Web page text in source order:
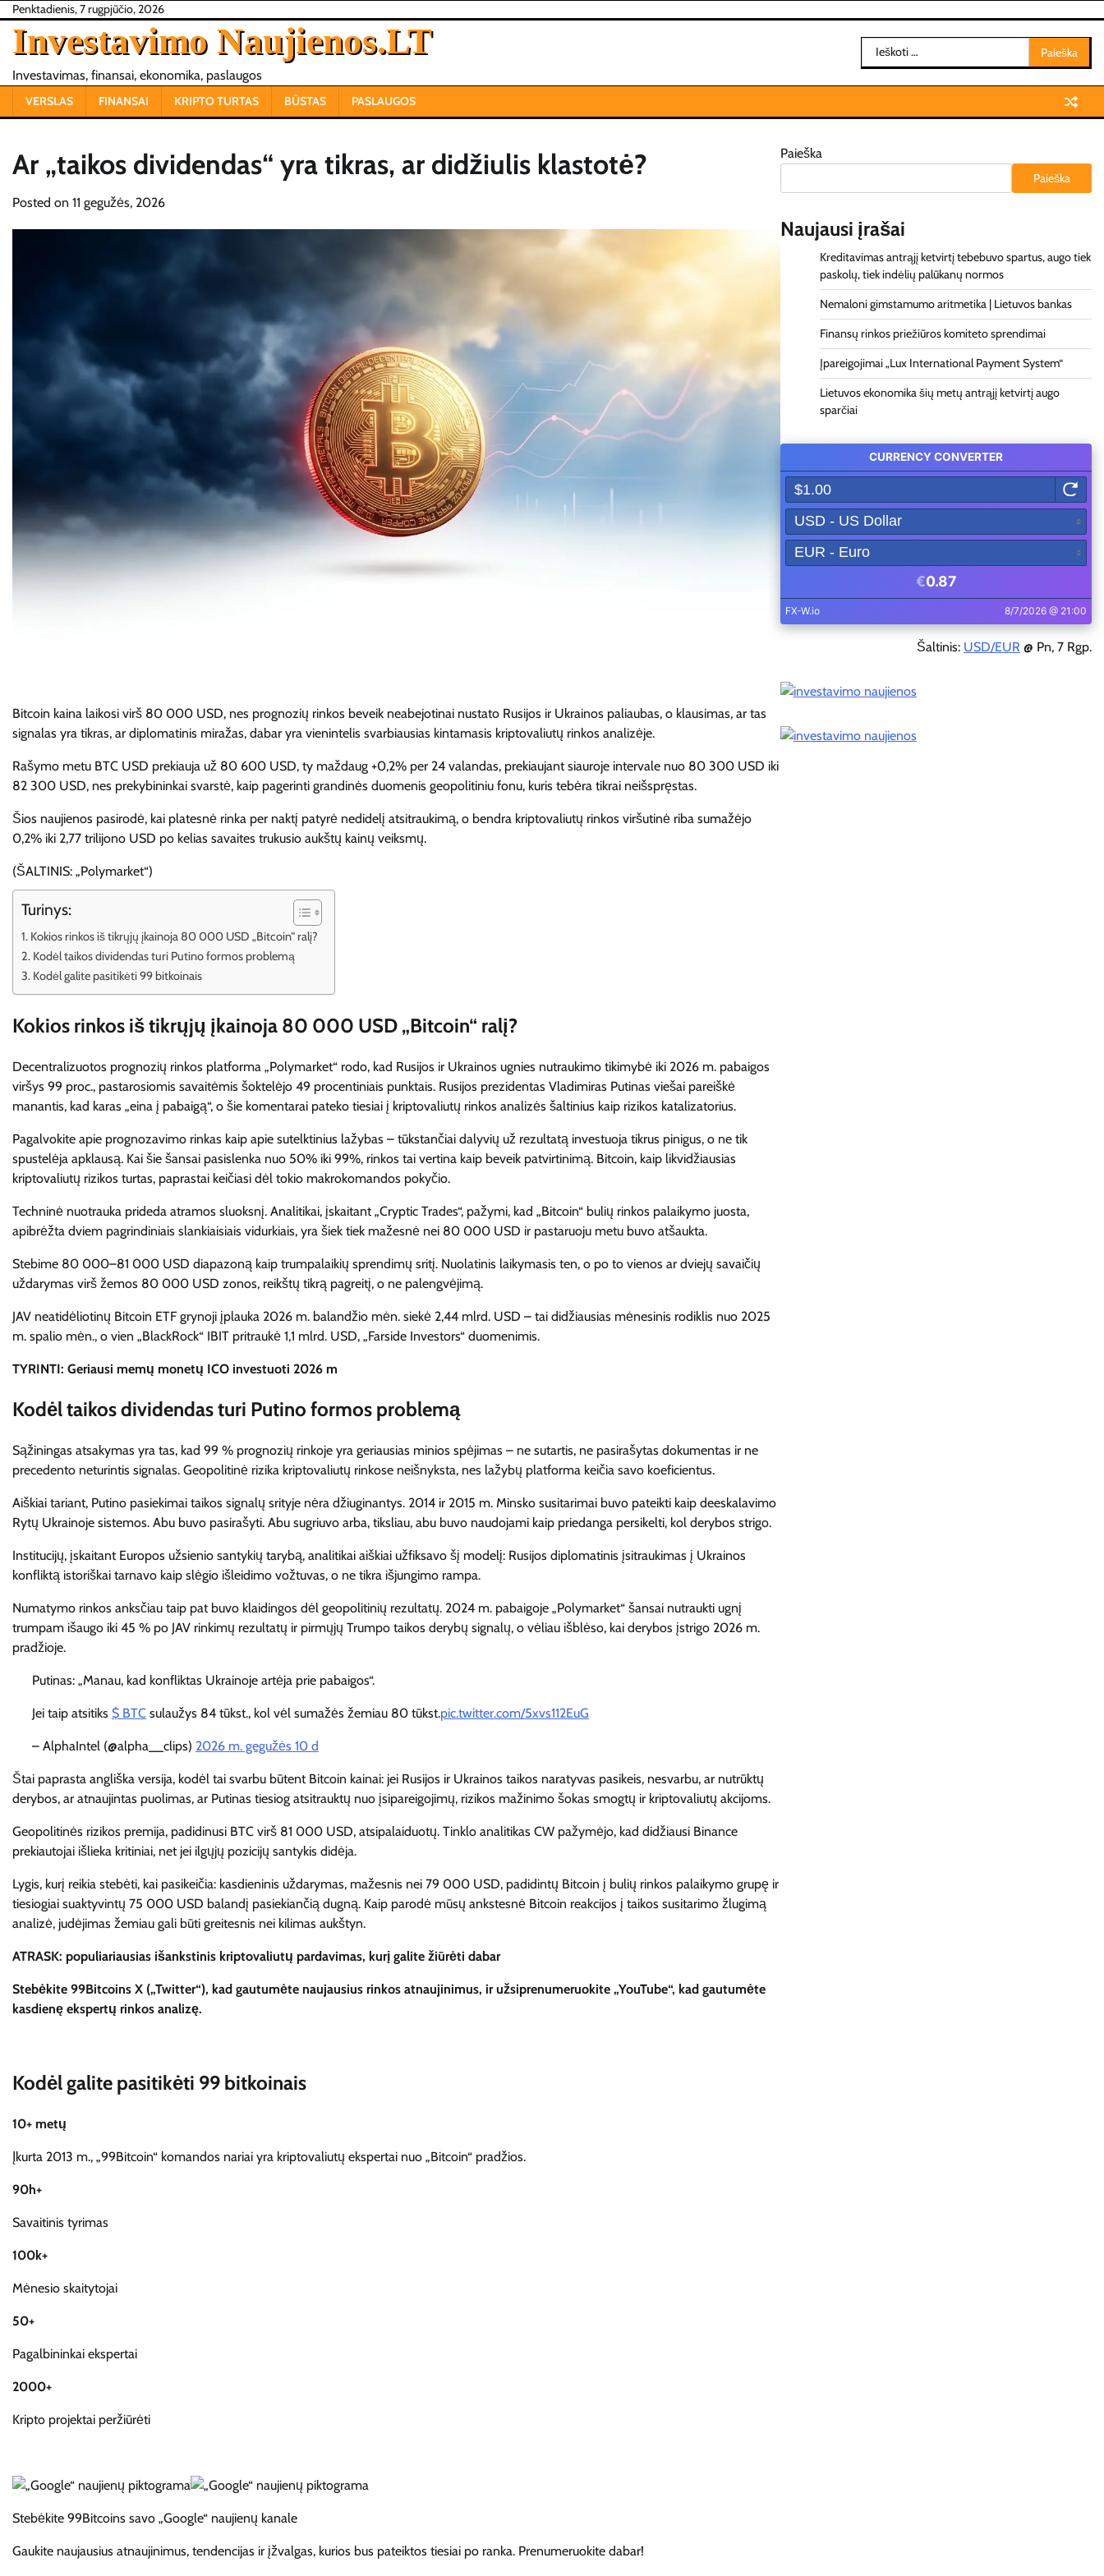
Skip
content
Penktadienis, 7 rugpjūčio, 2026
Investavimo Naujienos.LT
Investavimas, finansai, ekonomika, paslaugos
Ieškoti:
VERSLAS FINANSAI KRIPTO TURTAS BŪSTAS PASLAUGOS
Ar „taikos dividendas“ yra tikras, ar didžiulis klastotė?
Posted on 11 gegužės, 2026
Bitcoin kaina laikosi virš 80 000 USD, nes prognozių rinkos beveik neabejotinai nustato Rusijos ir Ukrainos paliaubas, o klausimas, ar tas
signalas yra tikras, ar diplomatinis miražas, dabar yra vienintelis svarbiausias kintamasis kriptovaliutų rinkos analizėje.
Rašymo metu BTC USD prekiauja už 80 600 USD, ty maždaug +0,2% per 24 valandas, prekiaujant siauroje intervale nuo 80 300 USD iki
82 300 USD, nes prekybininkai svarstė, kaip pagerinti grandinės duomenis geopolitiniu fonu, kuris tebėra tikrai neišspręstas.
Šios naujienos pasirodė, kai platesnė rinka per naktį patyrė nedidelį atsitraukimą, o bendra kriptovaliutų rinkos viršutinė riba sumažėjo
0,2% iki 2,77 trilijono USD po kelias savaites trukusio aukštų kainų veiksmų.
(ŠALTINIS: „Polymarket“)
Turinys:
Kokios rinkos iš tikrųjų įkainoja 80 000 USD „Bitcoin“ ralį?
Kodėl taikos dividendas turi Putino formos problemą
Kodėl galite pasitikėti 99 bitkoinais
Kokios rinkos iš tikrųjų įkainoja 80 000 USD „Bitcoin“ ralį?
Decentralizuotos prognozių rinkos platforma „Polymarket“ rodo, kad Rusijos ir Ukrainos ugnies nutraukimo tikimybė iki 2026 m. pabaigos
viršys 99 proc., pastarosiomis savaitėmis šoktelėjo 49 procentiniais punktais. Rusijos prezidentas Vladimiras Putinas viešai pareiškė
manantis, kad karas „eina į pabaigą“, o šie komentarai pateko tiesiai į kriptovaliutų rinkos analizės šaltinius kaip rizikos katalizatorius.
Pagalvokite apie prognozavimo rinkas kaip apie sutelktinius lažybas – tūkstančiai dalyvių už rezultatą investuoja tikrus pinigus, o ne tik
spustelėja apklausą. Kai šie šansai pasislenka nuo 50% iki 99%, rinkos tai vertina kaip beveik patvirtinimą. Bitcoin, kaip likvidžiausias
kriptovaliutų rizikos turtas, paprastai keičiasi dėl tokio makrokomandos pokyčio.
Techninė nuotrauka prideda atramos sluoksnį. Analitikai, įskaitant „Cryptic Trades“, pažymi, kad „Bitcoin“ bulių rinkos palaikymo juosta,
apibrėžta dviem pagrindiniais slankiaisiais vidurkiais, yra šiek tiek mažesnė nei 80 000 USD ir pastaruoju metu buvo atšaukta.
Stebime 80 000–81 000 USD diapazoną kaip trumpalaikių sprendimų sritį. Nuolatinis laikymasis ten, o po to vienos ar dviejų savaičių
uždarymas virš žemos 80 000 USD zonos, reikštų tikrą pagreitį, o ne palengvėjimą.
JAV neatidėliotinų Bitcoin ETF grynoji įplauka 2026 m. balandžio mėn. siekė 2,44 mlrd. USD – tai didžiausias mėnesinis rodiklis nuo 2025
m. spalio mėn., o vien „BlackRock“ IBIT pritraukė 1,1 mlrd. USD, „Farside Investors“ duomenimis.
TYRINTI: Geriausi memų monetų ICO investuoti 2026 m
Kodėl taikos dividendas turi Putino formos problemą
Sąžiningas atsakymas yra tas, kad 99 % prognozių rinkoje yra geriausias minios spėjimas – ne sutartis, ne pasirašytas dokumentas ir ne
precedento neturintis signalas. Geopolitinė rizika kriptovaliutų rinkose neišnyksta, nes lažybų platforma keičia savo koeficientus.
Aiškiai tariant, Putino pasiekimai taikos signalų srityje nėra džiuginantys. 2014 ir 2015 m. Minsko susitarimai buvo pateikti kaip deeskalavimo
Rytų Ukrainoje sistemos. Abu buvo pasirašyti. Abu sugriuvo arba, tiksliau, abu buvo naudojami kaip priedanga persikelti, kol derybos strigo.
Institucijų, įskaitant Europos užsienio santykių tarybą, analitikai aiškiai užfiksavo šį modelį: Rusijos diplomatinis įsitraukimas į Ukrainos
konfliktą istoriškai tarnavo kaip slėgio išleidimo vožtuvas, o ne tikra išjungimo rampa.
Numatymo rinkos anksčiau taip pat buvo klaidingos dėl geopolitinių rezultatų. 2024 m. pabaigoje „Polymarket“ šansai nutraukti ugnį
trumpam išaugo iki 45 % po JAV rinkimų rezultatų ir pirmųjų Trumpo taikos derybų signalų, o vėliau išblėso, kai derybos įstrigo 2026 m.
pradžioje.
Putinas: „Manau, kad konfliktas Ukrainoje artėja prie pabaigos“.
Jei taip atsitiks $ BTC sulaužys 84 tūkst., kol vėl sumažės žemiau 80 tūkst.pic.twitter.com/5xvs112EuG
– AlphaIntel (@alpha__clips) 2026 m. gegužės 10 d
Štai paprasta angliška versija, kodėl tai svarbu būtent Bitcoin kainai: jei Rusijos ir Ukrainos taikos naratyvas pasikeis, nesvarbu, ar nutrūktų
derybos, ar atnaujintas puolimas, ar Putinas tiesiog atsitrauktų nuo įsipareigojimų, rizikos mažinimo šokas smogtų ir kriptovaliutų akcijoms.
Geopolitinės rizikos premija, padidinusi BTC virš 81 000 USD, atsipalaiduotų. Tinklo analitikas CW pažymėjo, kad didžiausi Binance
prekiautojai išlieka kritiniai, net jei ilgųjų pozicijų santykis didėja.
Lygis, kurį reikia stebėti, kai pasikeičia: kasdieninis uždarymas, mažesnis nei 79 000 USD, padidintų Bitcoin į bulių rinkos palaikymo grupę ir
tiesiogiai suaktyvintų 75 000 USD balandį pasiekiančią dugną. Kaip parodė mūsų ankstesnė Bitcoin reakcijos į taikos susitarimo žlugimą
analizė, judėjimas žemiau gali būti greitesnis nei kilimas aukštyn.
ATRASK: populiariausias išankstinis kriptovaliutų pardavimas, kurį galite žiūrėti dabar
Stebėkite 99Bitcoins X („Twitter“), kad gautumėte naujausius rinkos atnaujinimus, ir užsiprenumeruokite „YouTube“, kad gautumėte
kasdienę ekspertų rinkos analizę.
Kodėl galite pasitikėti 99 bitkoinais
10+ metų
Įkurta 2013 m., „99Bitcoin“ komandos nariai yra kriptovaliutų ekspertai nuo „Bitcoin“ pradžios.
90h+
Savaitinis tyrimas
100k+
Mėnesio skaitytojai
50+
Pagalbininkai ekspertai
2000+
Kripto projektai peržiūrėti
Stebėkite 99Bitcoins savo „Google“ naujienų kanale
Gaukite naujausius atnaujinimus, tendencijas ir įžvalgas, kurios bus pateiktos tiesiai po ranka. Prenumeruokite dabar!
Paieška
Paieška
Naujausi įrašai
Kreditavimas antrąjį ketvirtį tebebuvo spartus, augo tiek
paskolų, tiek indėlių palūkanų normos
Nemaloni gimstamumo aritmetika | Lietuvos bankas
Finansų rinkos priežiūros komiteto sprendimai
Įpareigojimai „Lux International Payment System“
Lietuvos ekonomika šių metų antrąjį ketvirtį augo
sparčiai
Šaltinis: USD/EUR @ Pn, 7 Rgp.